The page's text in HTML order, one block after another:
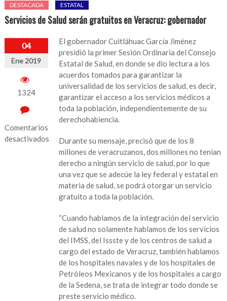
DESTACADA ESTATAL
Servicios de Salud serán gratuitos en Veracruz: gobernador
04
Ene 2019
1324
Comentarios
desactivados
El gobernador Cuitláhuac García Jiménez
presidió la primer Sesión Ordinaria del Consejo
Estatal de Salud, en donde se dio lectura a los
acuerdos tomados para garantizar la
universalidad de los servicios de salud, es decir,
garantizar el acceso a los servicios médicos a
toda la población, independientemente de su
derechohabiencia.
Durante su mensaje, precisó que de los 8
millones de veracruzanos, dos millones no tenían
derecho a ningún servicio de salud, por lo que
una vez que se adecúe la ley federal y estatal en
materia de salud, se podrá otorgar un servicio
gratuito a toda la población.
“Cuando hablamos de la integración del servicio
de salud no solamente hablamos de los servicios
del IMSS, del Issste y de los centros de salud a
cargo del estado de Veracruz, también hablamos
de los hospitales navales y de los hospitales de
Petróleos Mexicanos y de los hospitales a cargo
de la Sedena, se trata de integrar todo donde se
preste servicio médico.